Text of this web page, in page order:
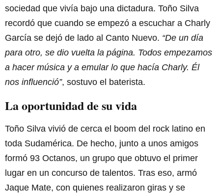
sociedad que vivía bajo una dictadura. Toño Silva
recordó que cuando se empezó a escuchar a Charly
García se dejó de lado al Canto Nuevo. “De un día
para otro, se dio vuelta la página. Todos empezamos
a hacer música y a emular lo que hacía Charly. Él
nos influenció”, sostuvo el baterista.
La oportunidad de su vida
Toño Silva vivió de cerca el boom del rock latino en
toda Sudamérica. De hecho, junto a unos amigos
formó 93 Octanos, un grupo que obtuvo el primer
lugar en un concurso de talentos. Tras eso, armó
Jaque Mate, con quienes realizaron giras y se